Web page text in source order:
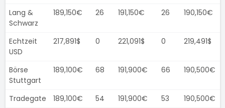
Lang &
Schwarz
189,150€ 26 191,150€ 26 190,150€
Echtzeit
USD
217,891$ 0 221,091$ 0 219,491$
Börse
Stuttgart
189,100€ 68 191,900€ 66 190,500€
Tradegate 189,100€ 54 191,900€ 53
190,500€